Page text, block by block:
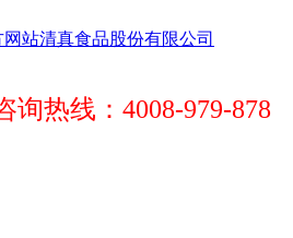
询热线：4008-979-878